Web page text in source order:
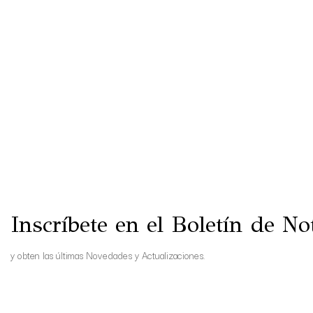
Inscríbete en el Boletín de
y obten las últimas Novedades y Actualizaciones.